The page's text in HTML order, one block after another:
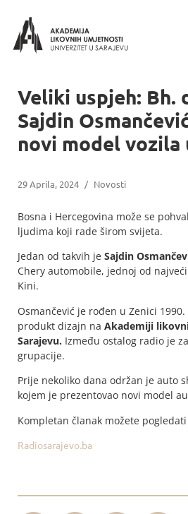
Veliki uspjeh: Bh.
Sajdin
novi model vozila
29 Aprila, 2024 / Novosti
Bosna i Hercegovina može se
ljudima koji rade širom svijeta.
Jedan od takvih je Sajdin
Chery automobile, jednoj od
Kini.
Osmančević je rođen u Zenici
produkt dizajn na Akademiji
Sarajevu. Između ostalog radio je za
grupacije.
Prije nekoliko dana održan je auto
kojem je prezentovao novi model
Kompletan članak možete
Radiosarajevo.ba